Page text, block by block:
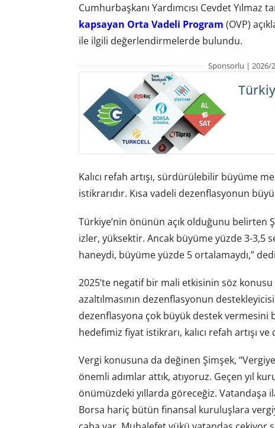
Cumhurbaşkanı Yardımcısı Cevdet Yılmaz
kapsayan Orta Vadeli Program (OVP)
ile ilgili değerlendirmelerde bulundu.
Sponsorlu | 2026/
Kalıcı refah artışı, sürdürülebilir büyüme
istikrarıdır. Kısa vadeli dezenflasyonun
Türkiye’nin önünün açık olduğunu belirten
izler, yüksektir. Ancak büyüme yüzde 3-3,5
haneydi, büyüme yüzde 5 ortalamaydı,”
2025’te negatif bir mali etkisinin söz konusu
azaltılmasının dezenflasyonun
dezenflasyona çok büyük destek vermesini
hedefimiz fiyat istikrarı, kalıcı refah artışı
Vergi konusuna da değinen Şimşek,
önemli adımlar attık, atıyoruz. Geçen yıl
önümüzdeki yıllarda göreceğiz. Vatandaşa
Borsa hariç bütün finansal kuruluşlara